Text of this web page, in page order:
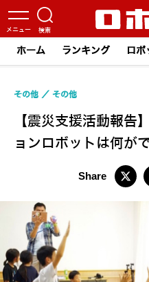
ホーム ランキング ロ
【震災支援活動報告
ョンロボットは何が
その他 その他